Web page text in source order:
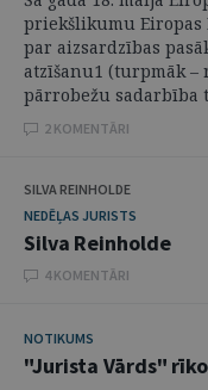
priekšlikumu Eiropas
par aizsardzības
atzīšanu1 (turpmāk –
pārrobežu sadarbība
2 KOMENTĀRI
SILVA REINHOLDE
NEDĒĻAS JURISTS
Silva Reinholde
4 KOMENTĀRI
NOTIKUMS
"Jurista Vārds"